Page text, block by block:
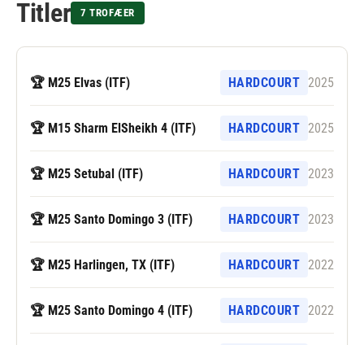
Titler 7 TROFÆER
🏆 M25 Elvas (ITF) HARDCOURT 2025
🏆 M15 Sharm ElSheikh 4 (ITF) HARDCOURT 2025
🏆 M25 Setubal (ITF) HARDCOURT 2023
🏆 M25 Santo Domingo 3 (ITF) HARDCOURT 2023
🏆 M25 Harlingen, TX (ITF) HARDCOURT 2022
🏆 M25 Santo Domingo 4 (ITF) HARDCOURT 2022